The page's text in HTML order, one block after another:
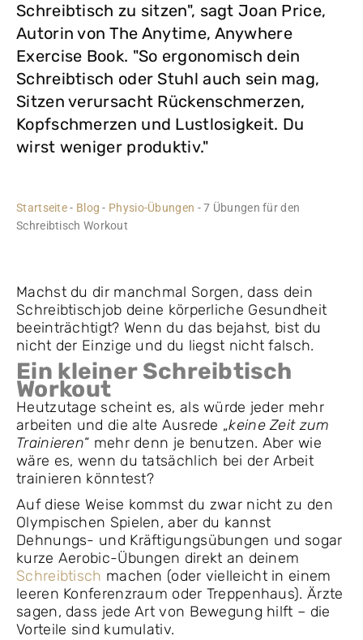
Schreibtisch zu sitzen", sagt Joan Price,
Autorin von The Anytime, Anywhere
Exercise Book. "So ergonomisch dein
Schreibtisch oder Stuhl auch sein mag,
Sitzen verursacht Rückenschmerzen,
Kopfschmerzen und Lustlosigkeit. Du
wirst weniger produktiv."
Startseite- Blog - Physio-Übungen -7 Übungen für den
Schreibtisch Workout
Machst du dir manchmal Sorgen, dass dein
Schreibtischjob deine körperliche Gesundheit
beeinträchtigt? Wenn du das bejahst, bist du
nicht der Einzige und du liegst nicht falsch.
Ein kleiner Schreibtisch
Workout
Heutzutage scheint es, als würde jeder mehr
arbeiten und die alte Ausrede „keine Zeit zum
Trainieren“ mehr denn je benutzen. Aber wie
wäre es, wenn du tatsächlich bei der Arbeit
trainieren könntest?
Auf diese Weise kommst du zwar nicht zu den
Olympischen Spielen, aber du kannst
Dehnungs- und Kräftigungsübungen und sogar
kurze Aerobic-Übungen direkt an deinem
Schreibtisch machen (oder vielleicht in einem
leeren Konferenzraum oder Treppenhaus). Ärzte
sagen, dass jede Art von Bewegung hilft – die
Vorteile sind kumulativ.